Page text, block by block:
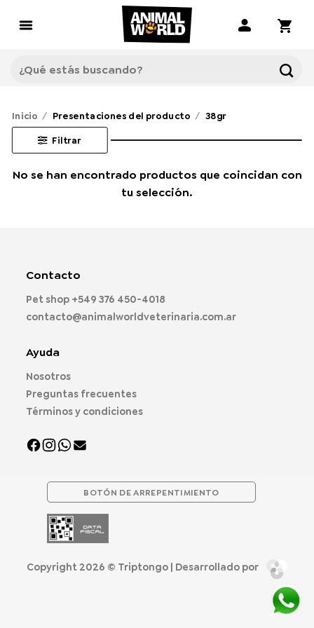
Buscar
por:
Inicio / Presentaciones del producto / 38gr
Filtrar
No se han encontrado productos que coincidan con
tu selección.
Contacto
Pet shop +549 376 450-4018
contacto@animalworldveterinaria.com.ar
Ayuda
Nosotros
Preguntas frecuentes
Términos y condiciones
BOTÓN DE ARREPENTIMIENTO
Copyright 2026 © Triptongo | Desarrollado por